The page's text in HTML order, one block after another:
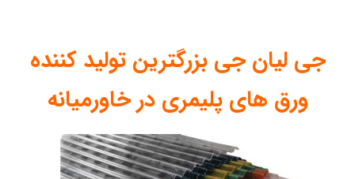
جی لیان جی بزرگترین تولید کننده
ورق های پلیمری در خاورمیانه